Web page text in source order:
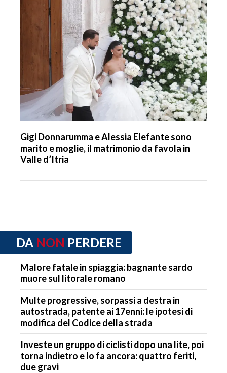
Gigi Donnarumma e Alessia Elefante sono
marito e moglie, il matrimonio da favola in
Valle d’Itria
DA NON PERDERE
Malore fatale in spiaggia: bagnante sardo
muore sul litorale romano
Multe progressive, sorpassi a destra in
autostrada, patente ai 17enni: le ipotesi di
modifica del Codice della strada
Investe un gruppo di ciclisti dopo una lite, poi
torna indietro e lo fa ancora: quattro feriti,
due gravi